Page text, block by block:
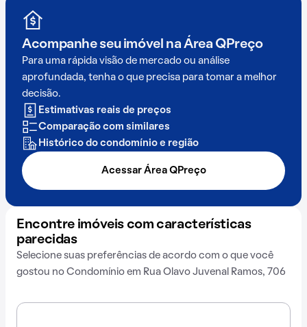
Acompanhe seu imóvel na Área QPreço
Para uma rápida visão de mercado ou análise
aprofundada, tenha o que precisa para tomar a melhor
decisão.
Estimativas reais de preços
Comparação com similares
Histórico do condomínio e região
Acessar Área QPreço
Encontre imóveis com características
parecidas
Selecione suas preferências de acordo com o que você
gostou no Condomínio em Rua Olavo Juvenal Ramos, 706